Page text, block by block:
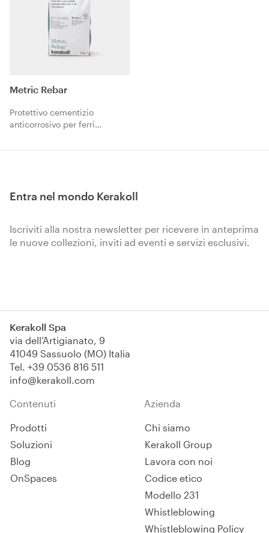
Metric Rebar
Protettivo cementizio
anticorrosivo per ferri
Entra nel mondo Kerakoll
Iscriviti alla nostra newsletter per ricevere in anteprima
le nuove collezioni, inviti ad eventi e servizi esclusivi.
Kerakoll Spa
via dell’Artigianato, 9
41049 Sassuolo (MO) Italia
Tel. +39 0536 816 511
info@kerakoll.com
Contenuti
Prodotti
Soluzioni
Blog
OnSpaces
Azienda
Chi siamo
Kerakoll Group
Lavora con noi
Codice etico
Modello 231
Whistleblowing
Whistleblowing Policy